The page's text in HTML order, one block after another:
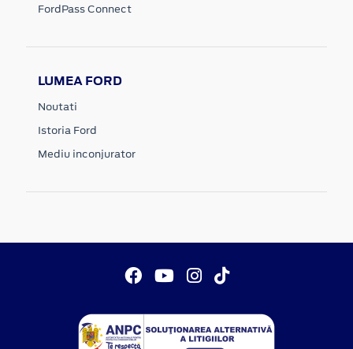
FordPass Connect
LUMEA FORD
Noutati
Istoria Ford
Mediu inconjurator